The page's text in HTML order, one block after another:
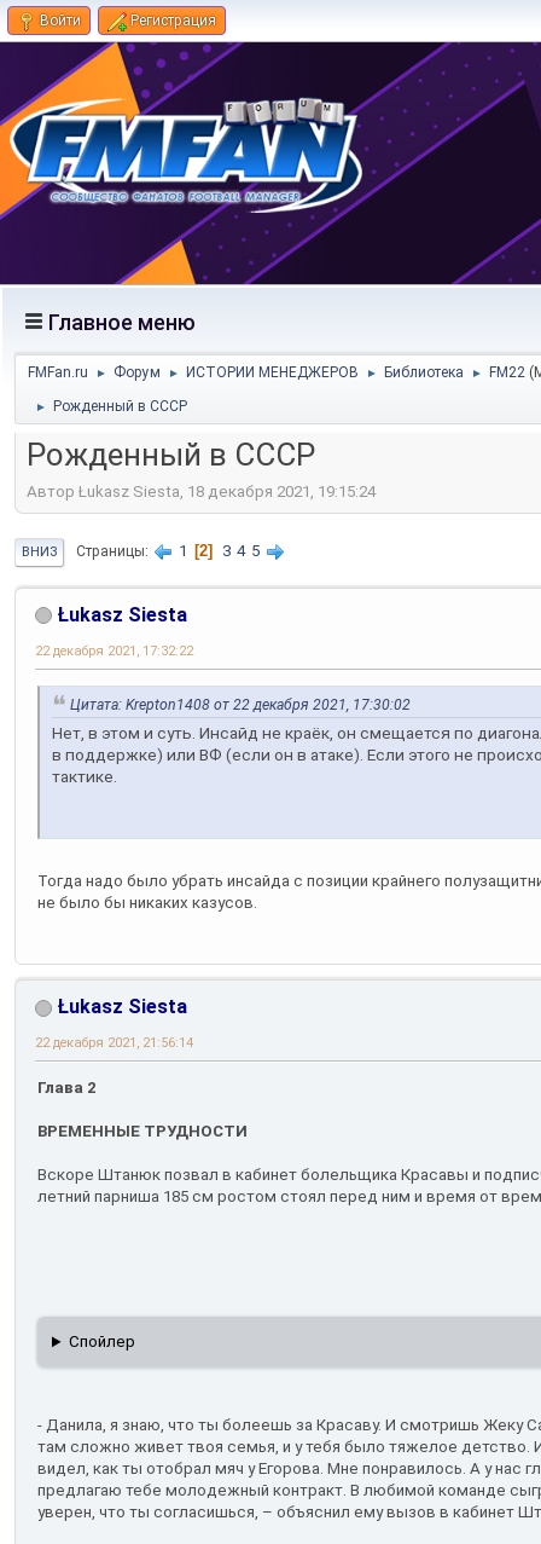
Войти Регистрация
Главное меню
FMFan.ru ► Форум ► ИСТОРИИ МЕНЕДЖЕРОВ ► Библиотека ► FM22
► Рожденный в СССР
Рожденный в СССР
Автор Łukasz Siesta, 18 декабря 2021, 19:15:24
ВНИЗ Страницы 1 2 3 4 5
Łukasz Siesta
22 декабря 2021, 17:32:22
Цитата: Krepton1408 от 22 декабря 2021, 17:30:02
Нет, в этом и суть. Инсайд не краёк, он смещается по
в поддержке) или ВФ (если он в атаке). Если этого не
тактике.
Тогда надо было убрать инсайда с позиции крайнего
не было бы никаких казусов.
Łukasz Siesta
22 декабря 2021, 21:56:14
Глава 2
ВРЕМЕННЫЕ ТРУДНОСТИ
Вскоре Штанюк позвал в кабинет болельщика Красавы и
летний парниша 185 см ростом стоял перед ним и время от
Спойлер
- Данила, я знаю, что ты болеешь за Красаву. И смотришь Жеку
там сложно живет твоя семья, и у тебя было тяжелое детство.
видел, как ты отобрал мяч у Егорова. Мне понравилось. А у нас
предлагаю тебе молодежный контракт. В любимой команде
уверен, что ты согласишься, – объяснил ему вызов в кабинет